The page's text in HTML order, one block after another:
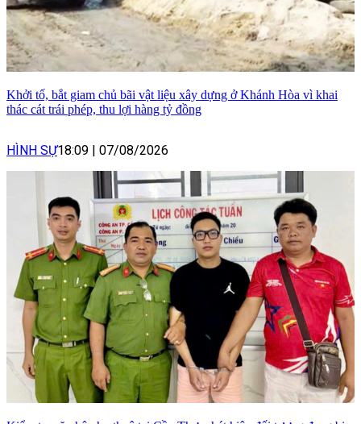
Khởi tố, bắt giam chủ bãi vật liệu xây dựng ở Khánh Hòa vì khai
thác cát trái phép, thu lợi hàng tỷ đồng
HÌNH SỰ18:09 07/08/2026